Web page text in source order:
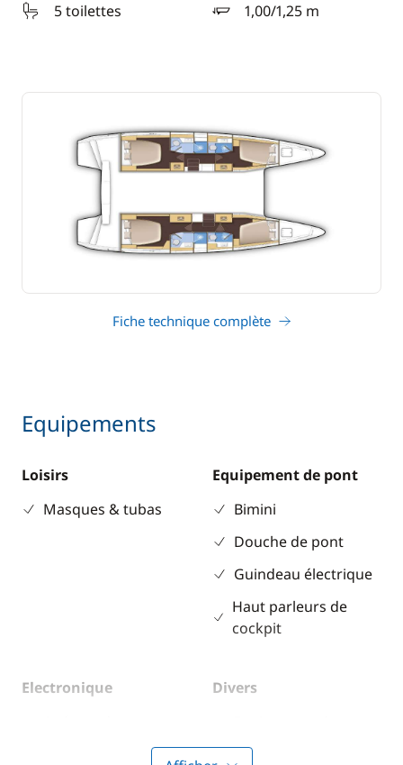
5 toilettes
1,00/1,25 m
tirant d'eau
Fiche technique complète
Equipements
Loisirs
Masques & tubas
Equipement de pont
Bimini
Douche de pont
Guindeau électrique
Haut parleurs de
cockpit
Electronique
Divers
sécurité